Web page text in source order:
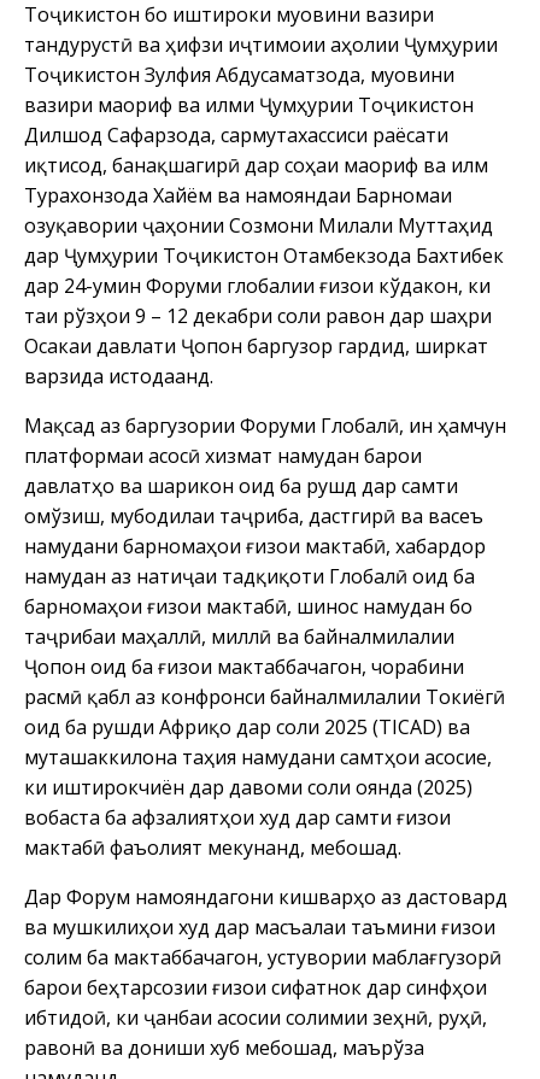
Тоҷикистон бо иштироки муовини вазири
тандурустӣ ва ҳифзи иҷтимоии аҳолии Ҷумҳурии
Тоҷикистон Зулфия Абдусаматзода, муовини
вазири маориф ва илми Ҷумҳурии Тоҷикистон
Дилшод Сафарзода, сармутахассиси раёсати
иқтисод, банақшагирӣ дар соҳаи маориф ва илм
Турахонзода Хайём ва намояндаи Барномаи
озуқавории ҷаҳонии Созмони Милали Муттаҳид
дар Ҷумҳурии Тоҷикистон Отамбекзода Бахтибек
дар 24-умин Форуми глобалии ғизои кўдакон, ки
таи рўзҳои 9 – 12 декабри соли равон дар шаҳри
Осакаи давлати Ҷопон баргузор гардид, ширкат
варзида истодаанд.
Мақсад аз баргузории Форуми Глобалӣ, ин ҳамчун
платформаи асосӣ хизмат намудан барои
давлатҳо ва шарикон оид ба рушд дар самти
омўзиш, мубодилаи таҷриба, дастгирӣ ва васеъ
намудани барномаҳои ғизои мактабӣ, хабардор
намудан аз натиҷаи тадқиқоти Глобалӣ оид ба
барномаҳои ғизои мактабӣ, шинос намудан бо
таҷрибаи маҳаллӣ, миллӣ ва байналмилалии
Ҷопон оид ба ғизои мактаббачагон, чорабини
расмӣ қабл аз конфронси байналмилалии Токиёгӣ
оид ба рушди Африқо дар соли 2025 (TICAD) ва
муташаккилона таҳия намудани самтҳои асосие,
ки иштирокчиён дар давоми соли оянда (2025)
вобаста ба афзалиятҳои худ дар самти ғизои
мактабӣ фаъолият мекунанд, мебошад.
Дар Форум намояндагони кишварҳо аз дастовард
ва мушкилиҳои худ дар масъалаи таъмини ғизои
солим ба мактаббачагон, устувории маблағгузорӣ
барои беҳтарсозии ғизои сифатнок дар синфҳои
ибтидоӣ, ки ҷанбаи асосии солимии зеҳнӣ, руҳӣ,
равонӣ ва дониши хуб мебошад, маърўза